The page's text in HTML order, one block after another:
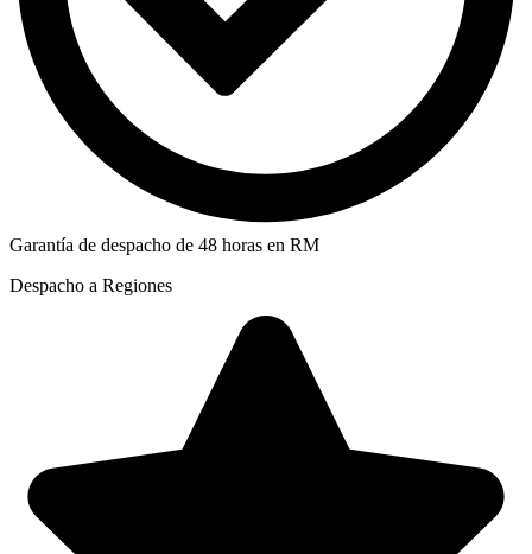
Garantía de despacho de 48 horas en RM
Despacho a Regiones